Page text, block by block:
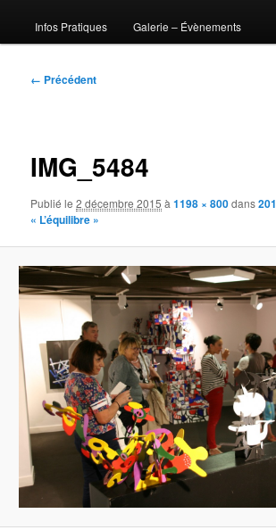
Infos Pratiques Galerie – Évènements
Navigation
← Précédent
IMG_5484
Publié le2 décembre 2015 à1198 × 800dans
« L’équilibre »